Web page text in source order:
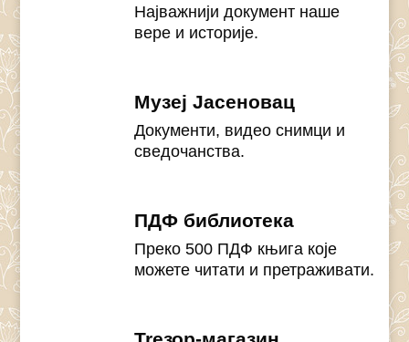
Најважнији документ наше
вере и историје.
Музеј Јасеновац
Документи, видео снимци и
сведочанства.
ПДФ библиотека
Преко 500 ПДФ књига које
можете читати и претраживати.